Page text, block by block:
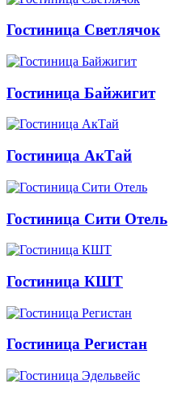
Гостиница Светлячок
Гостиница Байжигит
Гостиница АкТай
Гостиница Сити Отель
Гостиница КШТ
Гостиница Регистан